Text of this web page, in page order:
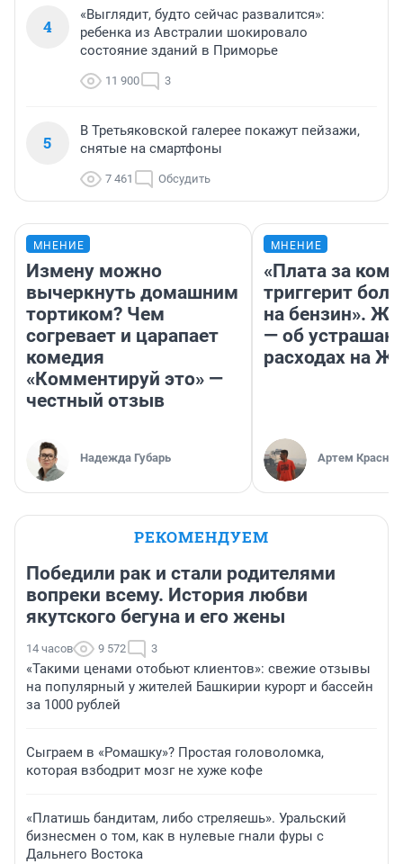
4
«Выглядит, будто сейчас развалится»:
ребенка из Австралии шокировало
состояние зданий в Приморье
11 900 3
5
В Третьяковской галерее покажут пейзажи,
снятые на смартфоны
7 461 Обсудить
МНЕНИЕ
Измену можно
вычеркнуть домашним
тортиком? Чем
согревает и царапает
комедия
«Комментируй это» —
честный отзыв
Надежда Губарь
МНЕНИЕ
«Плата за
триггерит
на бензин».
— об
расходах на
Артем Краснов
РЕКОМЕНДУЕМ
Победили рак и стали родителями
вопреки всему. История любви
якутского бегуна и его жены
14 часов 9 572 3
«Такими ценами отобьют клиентов»: свежие отзывы
на популярный у жителей Башкирии курорт и бассейн
за 1000 рублей
Сыграем в «Ромашку»? Простая головоломка,
которая взбодрит мозг не хуже кофе
«Платишь бандитам, либо стреляешь». Уральский
бизнесмен о том, как в нулевые гнали фуры с
Дальнего Востока